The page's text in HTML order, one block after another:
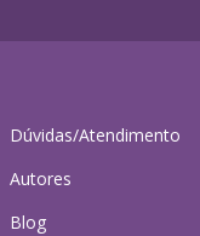
Dúvidas/Atendimento
Autores
Blog